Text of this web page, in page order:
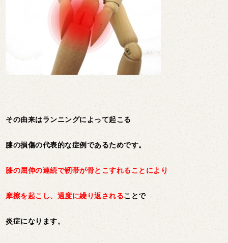
その由来はランニングによって起こる
膝の損傷の代表的な症例であるためです。
膝の屈伸の連続で靭帯が骨とこすれることにより
摩擦を起こし、過度に繰り返されることで
炎症になります。